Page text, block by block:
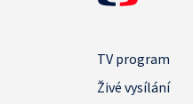
TV program
Živé vysílání